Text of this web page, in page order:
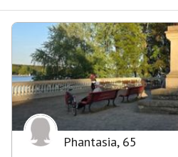
Phantasia, 65